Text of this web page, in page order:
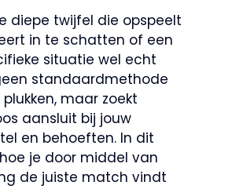
diepe twijfel die opspeelt
in te schatten of een
situatie wel echt
standaardmethode
maar zoekt
aansluit bij jouw
en behoeften. In dit
je door middel van
de juiste match vindt